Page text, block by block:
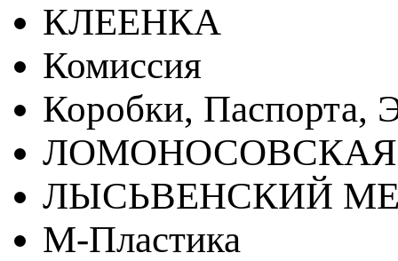
КЛЕЕНКА
Комиссия
Коробки, Паспорта,
ЛЫСЬВЕНСКИЙ
М-Пластика